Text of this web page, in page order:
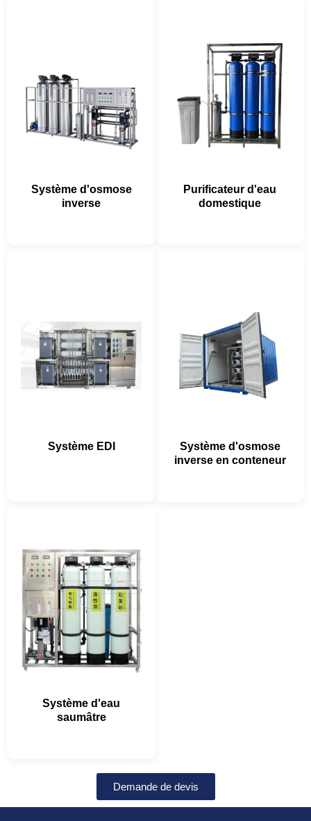
Système d'osmose
inverse
Purificateur d'eau
domestique
Système EDI
Système d'osmose
inverse en conteneur
Système d'eau
saumâtre
Demande de devis